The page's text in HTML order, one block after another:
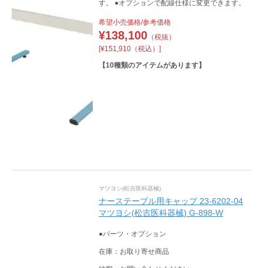
す。 ●オプションで配線仕様に変更できます。
希望小売価格/参考価格
¥138,100（税抜）
[¥151,910（税込）]
【10種類のアイテムがあります】
マツヨシ(松吉医科器械)
ナーステーブル用キャップ 23-6202-04
マツヨシ(松吉医科器械) G-898-W
●パーツ・オプション
在庫：お取り寄せ商品